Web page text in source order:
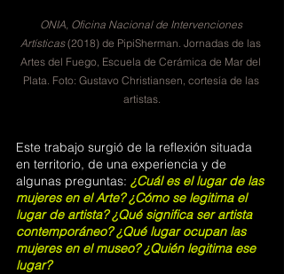
ONIA, Oficina Nacional de Intervenciones
Artísticas (2018) de PipiSherman. Jornadas de las
Artes del Fuego, Escuela de Cerámica de Mar del
Plata. Foto: Gustavo Christiansen, cortesía de las
artistas.
Este trabajo surgió de la reflexión situada
en territorio, de una experiencia y de
algunas preguntas: ¿Cuál es el lugar de las
mujeres en el Arte? ¿Cómo se legitima el
lugar de artista? ¿Qué significa ser artista
contemporáneo? ¿Qué lugar ocupan las
mujeres en el museo? ¿Quién legitima ese
lugar?